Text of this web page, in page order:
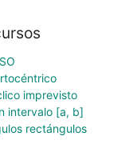
imprevisto
intervalo [a, b]
rectángulos